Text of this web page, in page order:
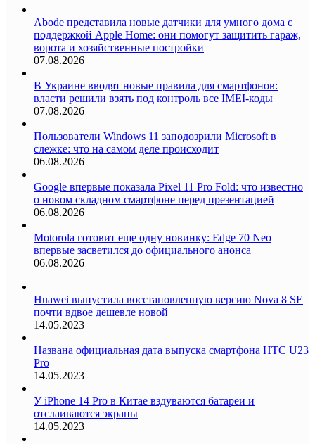
Abode представила новые датчики для умного дома с
поддержкой Apple Home: они помогут защитить гараж,
ворота и хозяйственные постройки
07.08.2026
В Украине вводят новые правила для смартфонов:
власти решили взять под контроль все IMEI-коды
07.08.2026
Пользователи Windows 11 заподозрили Microsoft в
слежке: что на самом деле происходит
06.08.2026
Google впервые показала Pixel 11 Pro Fold: что известно
о новом складном смартфоне перед презентацией
06.08.2026
Motorola готовит еще одну новинку: Edge 70 Neo
впервые засветился до официального анонса
06.08.2026
Huawei выпустила восстановленную версию Nova 8 SE
почти вдвое дешевле новой
14.05.2023
Названа официальная дата выпуска смартфона HTC U23
Pro
14.05.2023
У iPhone 14 Pro в Китае вздуваются батареи и
отслаиваются экраны
14.05.2023